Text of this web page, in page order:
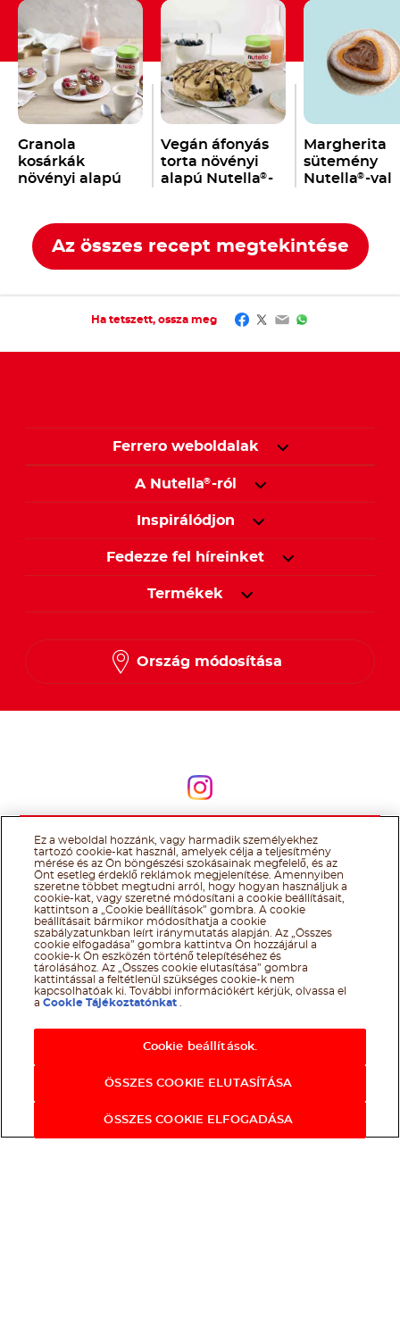
Granola
kosárkák
növényi alapú
Vegán áfonyás
torta növényi
alapú Nutella®-
Margherita
sütemény
Nutella®-val
Az összes recept megtekintése
Ha tetszett, ossza meg Facebook
Twitter
EmailWhatsApp
Ferrero weboldalak
A Nutella®-ról
Inspirálódjon
Fedezze fel híreinket
Termékek
Ország módosítása
Kövessen
@Ferrero 2026 All rights reserved.
Nutella® cookie tájékoztató
Felhasználás Feltételei
Technikai információk Impresszum
Ferrero
adatkezelési tájékoztató
Ez a weboldal hozzánk, vagy harmadik személyekhez
tartozó cookie-kat használ, amelyek célja a teljesítmény
mérése és az Ön böngészési szokásainak megfelelő, és az
Önt esetleg érdeklő reklámok megjelenítése. Amennyiben
szeretne többet megtudni arról, hogy hogyan használjuk a
cookie-kat, vagy szeretné módosítani a cookie beállításait,
kattintson a „Cookie beállítások” gombra. A cookie
beállításait bármikor módosíthatja a cookie
szabályzatunkban leírt iránymutatás alapján. Az „Összes
cookie elfogadása” gombra kattintva Ön hozzájárul a
cookie-k Ön eszközén történő telepítéséhez és
tárolásához. Az „Összes cookie elutasítása” gombra
kattintással a feltétlenül szükséges cookie-k nem
kapcsolhatóak ki. További információkért kérjük, olvassa el
aCookie Tájékoztatónkat
Cookie beállítások.
ÖSSZES COOKIE ELUTASÍTÁSA
ÖSSZES COOKIE ELFOGADÁSA